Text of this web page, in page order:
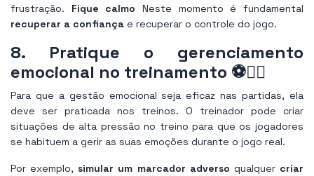
frustração. Fique calmo Neste momento é fundamental
recuperar a confiança e recuperar o controle do jogo.
8. Pratique o gerenciamento
emocional no treinamento ⚽🏋️‍♂️
Para que a gestão emocional seja eficaz nas partidas, ela
deve ser praticada nos treinos. O treinador pode criar
situações de alta pressão no treino para que os jogadores
se habituem a gerir as suas emoções durante o jogo real.
Por exemplo, simular um marcador adverso qualquer criar